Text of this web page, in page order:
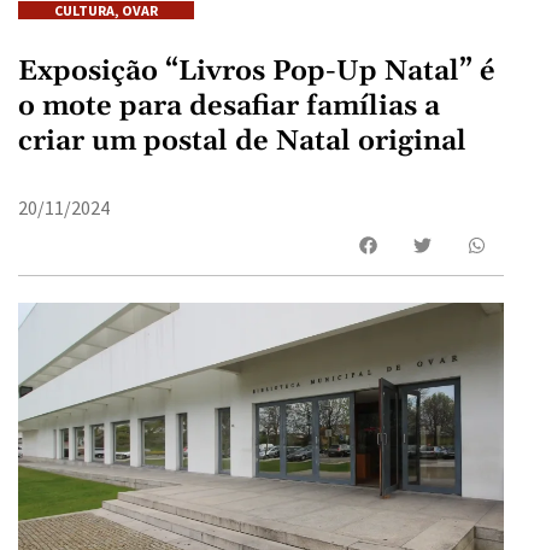
CULTURA, OVAR
Exposição “Livros Pop-Up Natal” é
o mote para desafiar famílias a
criar um postal de Natal original
20/11/2024